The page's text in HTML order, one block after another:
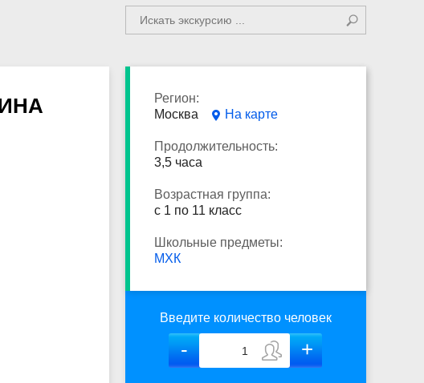
Регион:
Москва
На карте
Продолжительность:
3,5 часа
Возрастная группа:
с 1 по 11 класс
Школьные предметы:
МХК
Введите количество человек